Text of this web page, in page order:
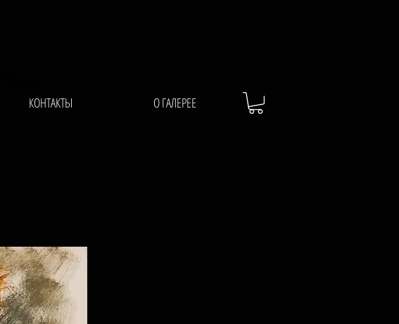
О ГАЛЕРЕЕ
КОНТАКТЫ